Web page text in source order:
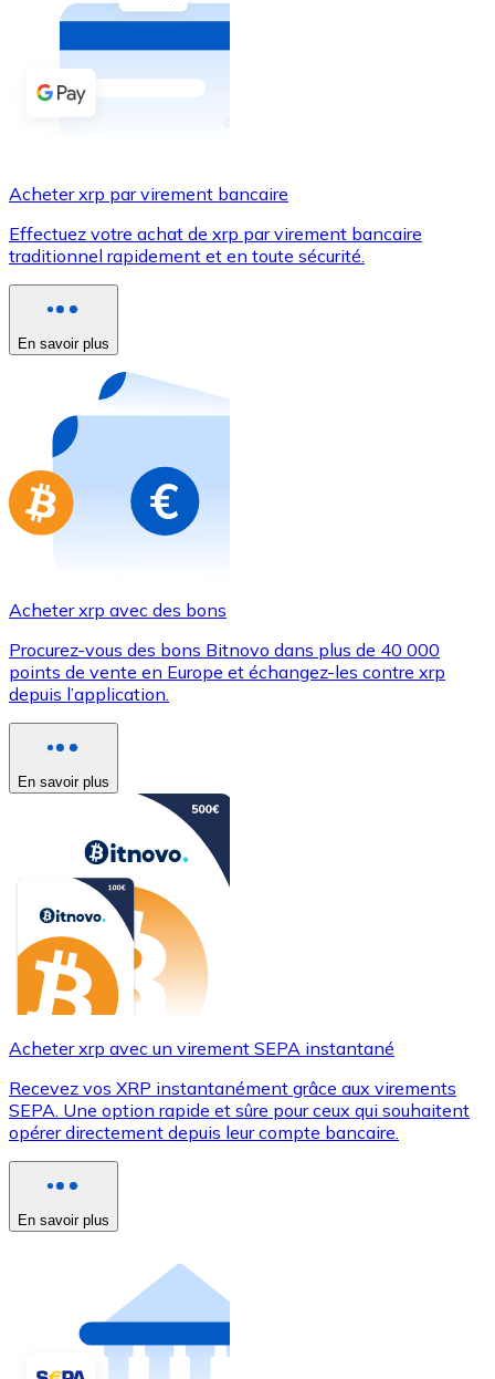
Achetez des cryptomonnaies en espèces et d'autres
Acheter avec espèces
Virement SEPA
Utilisez les cartes Visa et Mastercard pour acheter
Acheter avec carte
Nouveau
Achetez des cartes-cadeaux de vos marques
Aller à la boutique de cartes-cadeaux
Acheter xrp par virement bancaire
Effectuez votre achat de xrp par virement bancaire
traditionnel rapidement et en toute sécurité.
En savoir plus
Acheter xrp avec des bons
Procurez-vous des bons Bitnovo dans plus de 40 000
points de vente en Europe et échangez-les contre xrp
depuis l’application.
En savoir plus
Acheter xrp avec un virement SEPA instantané
Recevez vos XRP instantanément grâce aux virements
SEPA. Une option rapide et sûre pour ceux qui souhaitent
opérer directement depuis leur compte bancaire.
En savoir plus